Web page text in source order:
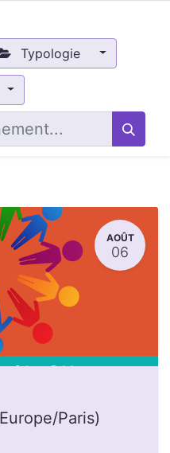
Typologie
AOÛT
06
Europe/Paris)